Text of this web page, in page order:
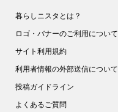
暮らしニスタとは？
ロゴ・バナーのご利用について
サイト利用規約
利用者情報の外部送信について
投稿ガイドライン
よくあるご質問